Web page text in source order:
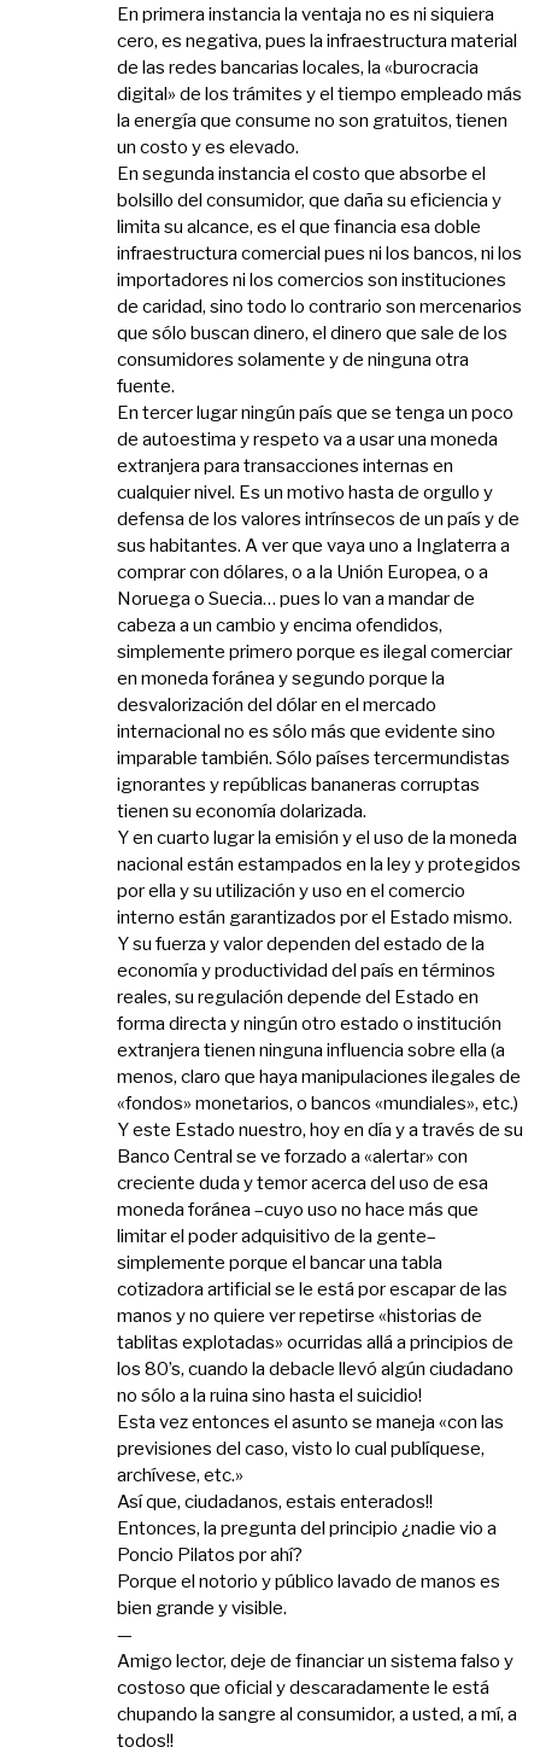
En primera instancia la ventaja no es ni siquiera
cero, es negativa, pues la infraestructura material
de las redes bancarias locales, la «burocracia
digital» de los trámites y el tiempo empleado más
la energía que consume no son gratuitos, tienen
un costo y es elevado.
En segunda instancia el costo que absorbe el
bolsillo del consumidor, que daña su eficiencia y
limita su alcance, es el que financia esa doble
infraestructura comercial pues ni los bancos, ni los
importadores ni los comercios son instituciones
de caridad, sino todo lo contrario son mercenarios
que sólo buscan dinero, el dinero que sale de los
consumidores solamente y de ninguna otra
fuente.
En tercer lugar ningún país que se tenga un poco
de autoestima y respeto va a usar una moneda
extranjera para transacciones internas en
cualquier nivel. Es un motivo hasta de orgullo y
defensa de los valores intrínsecos de un país y de
sus habitantes. A ver que vaya uno a Inglaterra a
comprar con dólares, o a la Unión Europea, o a
Noruega o Suecia… pues lo van a mandar de
cabeza a un cambio y encima ofendidos,
simplemente primero porque es ilegal comerciar
en moneda foránea y segundo porque la
desvalorización del dólar en el mercado
internacional no es sólo más que evidente sino
imparable también. Sólo países tercermundistas
ignorantes y repúblicas bananeras corruptas
tienen su economía dolarizada.
Y en cuarto lugar la emisión y el uso de la moneda
nacional están estampados en la ley y protegidos
por ella y su utilización y uso en el comercio
interno están garantizados por el Estado mismo.
Y su fuerza y valor dependen del estado de la
economía y productividad del país en términos
reales, su regulación depende del Estado en
forma directa y ningún otro estado o institución
extranjera tienen ninguna influencia sobre ella (a
menos, claro que haya manipulaciones ilegales de
«fondos» monetarios, o bancos «mundiales», etc.)
Y este Estado nuestro, hoy en día y a través de su
Banco Central se ve forzado a «alertar» con
creciente duda y temor acerca del uso de esa
moneda foránea –cuyo uso no hace más que
limitar el poder adquisitivo de la gente–
simplemente porque el bancar una tabla
cotizadora artificial se le está por escapar de las
manos y no quiere ver repetirse «historias de
tablitas explotadas» ocurridas allá a principios de
los 80’s, cuando la debacle llevó algún ciudadano
no sólo a la ruina sino hasta el suicidio!
Esta vez entonces el asunto se maneja «con las
previsiones del caso, visto lo cual publíquese,
archívese, etc.»
Así que, ciudadanos, estais enterados!!
Entonces, la pregunta del principio ¿nadie vio a
Poncio Pilatos por ahí?
Porque el notorio y público lavado de manos es
bien grande y visible.
—
Amigo lector, deje de financiar un sistema falso y
costoso que oficial y descaradamente le está
chupando la sangre al consumidor, a usted, a mí, a
todos!!